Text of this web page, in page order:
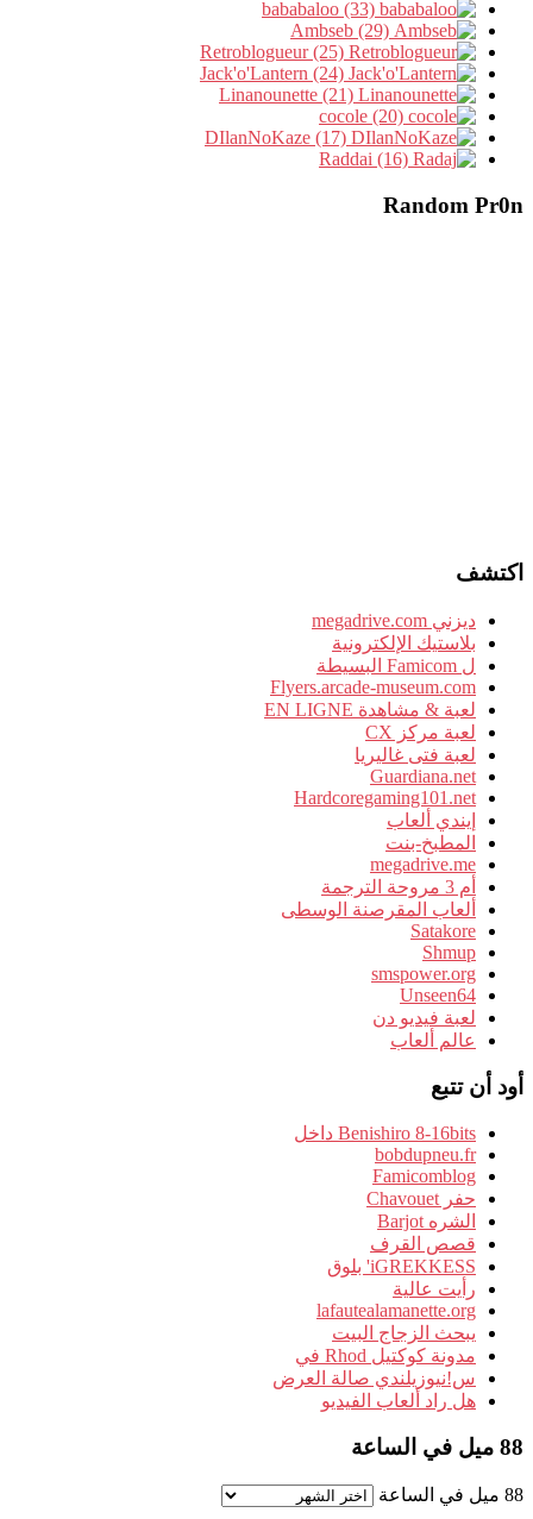
Random Pr0n
اكتشف
ديزني megadrive.com
بلاستيك الإلكترونية
ل Famicom البسيطة
Flyers.arcade-museum.com
لعبة & مشاهدة EN LIGNE
لعبة مركز CX
لعبة فتى غاليريا
Guardiana.net
Hardcoregaming101.net
إيندي ألعاب
المطبخ-بنت
megadrive.me
أم 3 مروحة الترجمة
ألعاب المقرصنة الوسطى
Satakore
Shmup
smspower.org
Unseen64
لعبة فيديو دن
عالم ألعاب
أود أن تتبع
Benishiro 8-16bits داخل
bobdupneu.fr
Famicomblog
حفر Chavouet
الشره Barjot
قصص القرف
iGREKKESS' بلوق
رأيت عالية
lafautealamanette.org
يبحث الزجاج البيت
مدونة كوكتيل Rhod في
س!نيوزيلندي صالة العرض
هل راد ألعاب الفيديو
88 ميل في الساعة
88 ميل في الساعة